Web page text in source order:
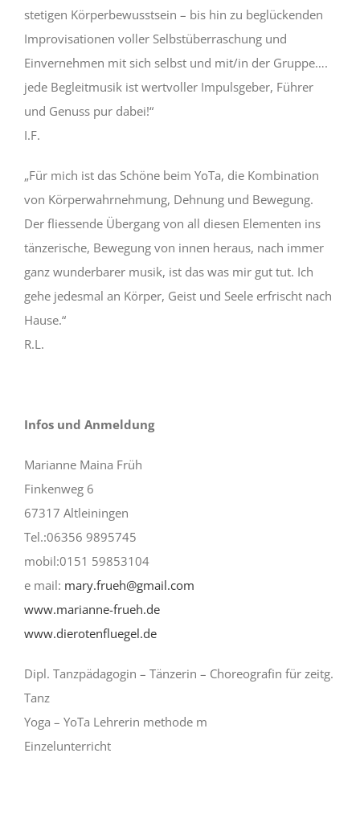
stetigen Körperbewusstsein – bis hin zu beglückenden
Improvisationen voller Selbstüberraschung und
Einvernehmen mit sich selbst und mit/in der Gruppe….
jede Begleitmusik ist wertvoller Impulsgeber, Führer
und Genuss pur dabei!“
I.F.
„Für mich ist das Schöne beim YoTa, die Kombination
von Körperwahrnehmung, Dehnung und Bewegung.
Der fliessende Übergang von all diesen Elementen ins
tänzerische, Bewegung von innen heraus, nach immer
ganz wunderbarer musik, ist das was mir gut tut. Ich
gehe jedesmal an Körper, Geist und Seele erfrischt nach
Hause.“
R.L.
Infos und Anmeldung
Marianne Maina Früh
Finkenweg 6
67317 Altleiningen
Tel.:06356 9895745
mobil:0151 59853104
e mail: mary.frueh@gmail.com
www.marianne-frueh.de
www.dierotenfluegel.de
Dipl. Tanzpädagogin – Tänzerin – Choreografin für zeitg.
Tanz
Yoga – YoTa Lehrerin methode m
Einzelunterricht